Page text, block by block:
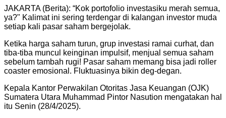
JAKARTA (Berita): “Kok portofolio investasiku merah semua,
ya?" Kalimat ini sering terdengar di kalangan investor muda
setiap kali pasar saham bergejolak.
Ketika harga saham turun, grup investasi ramai curhat, dan
tiba-tiba muncul keinginan impulsif, menjual semua saham
sebelum tambah rugi! Pasar saham memang bisa jadi roller
coaster emosional. Fluktuasinya bikin deg-degan.
Kepala Kantor Perwakilan Otoritas Jasa Keuangan (OJK)
Sumatera Utara Muhammad Pintor Nasution mengatakan hal
itu Senin (28/4/2025).